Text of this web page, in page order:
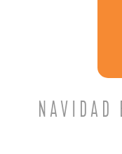
NAVIDAD